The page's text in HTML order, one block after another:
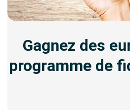
Gagnez des
programme de